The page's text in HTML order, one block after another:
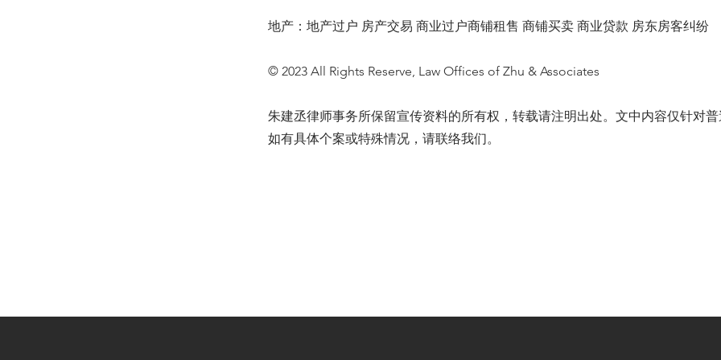
地产：地产过户 房产交易 商业过户商铺租售 商铺买卖 商业贷款 房东房客纠纷
© 2023 All Rights Reserve, Law Offices of Zhu & Associates
朱建丞律师事务所保留宣传资料的所有权，转载请注明出处。文中内容仅针对普
如有具体个案或特殊情况，请联络我们。